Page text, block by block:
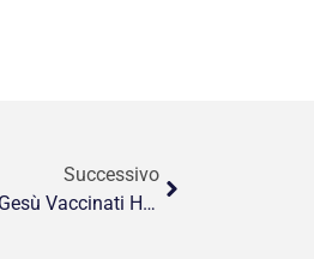
Successivo
Covid, D’Amato: “99% Operatori Bambin Gesù Vaccinati Ha Sviluppato Anticorpi”